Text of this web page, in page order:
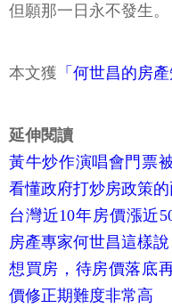
但願那一日永不發生。
本文獲 「何世昌的房
延伸閱讀
黃牛炒作演唱會門票
看懂政府打炒房政策
台灣近10年房價漲近
房產專家何世昌這樣說
想買房，待房價落底
價修正期難度非常高